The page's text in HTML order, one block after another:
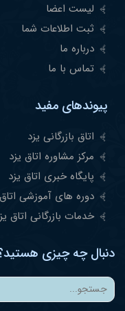
لیست اعضا
ثبت اطلاعات شما
درباره ما
تماس با ما
پیوندهای مفید
اتاق بازرگانی یزد
مرکز مشاوره اتاق یزد
پایگاه خبری اتاق یزد
دوره های آموزشی
خدمات بازرگانی اتاق
دنبال چه چیزی